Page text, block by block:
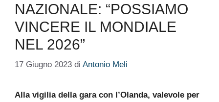
NAZIONALE: “POSSIAMO
VINCERE IL MONDIALE
NEL 2026”
17 Giugno 2023 di Antonio Meli
Alla vigilia della gara con l’Olanda, valevole per